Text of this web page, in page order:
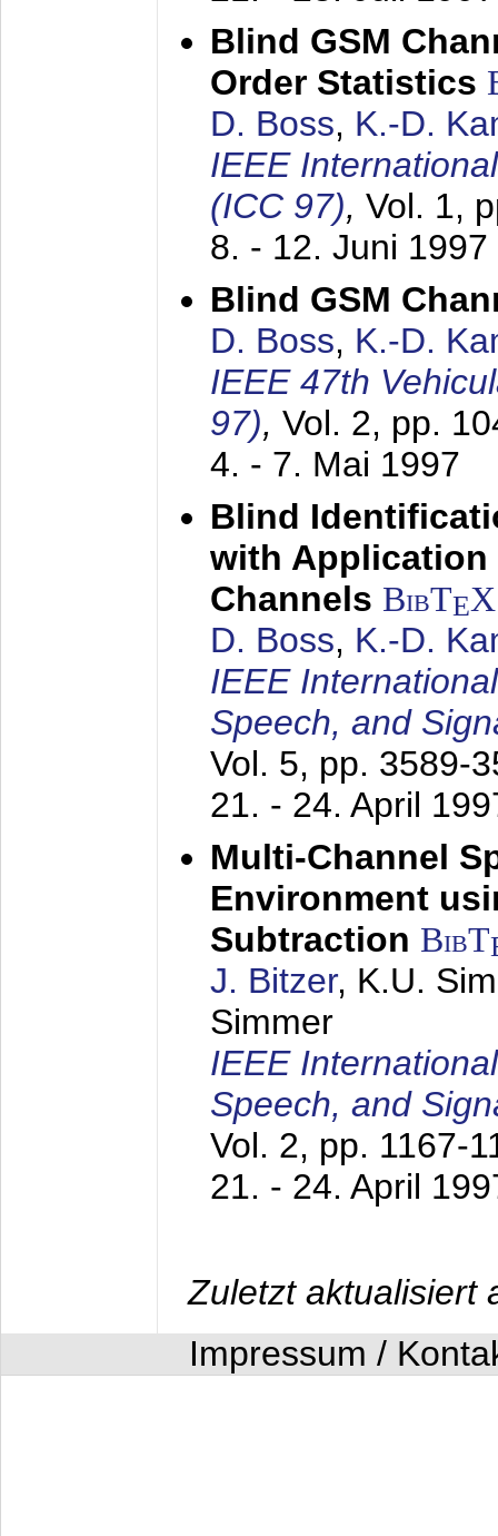
Blind GSM
Order Statistics
D. Boss, K.-D.
IEEE
(ICC 97), Vol. 1,
8. - 12. Juni 1997
Blind GSM
D. Boss, K.-D.
IEEE 47th
97), Vol. 2, pp.
4. - 7. Mai 1997
Blind
with Application
Channels BibTEX
D. Boss, K.-D.
IEEE
Speech, and
Vol. 5, pp. 3589-
21. - 24. April
Multi-Channel
Environment
Subtraction BibT
J. Bitzer, K.U.
Simmer
IEEE
Speech, and
Vol. 2, pp. 1167-
21. - 24. April
Zuletzt aktualisiert
Impressum /